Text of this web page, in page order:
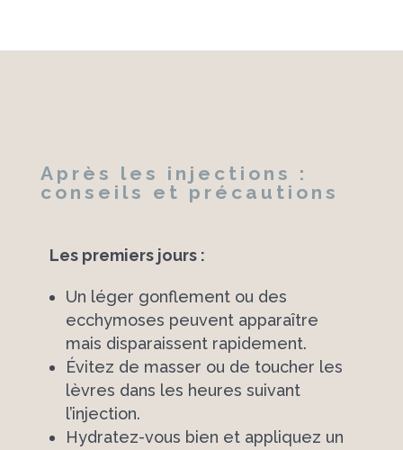
Après les injections :
conseils et précautions
Les premiers jours :
Un léger gonflement ou des
ecchymoses peuvent apparaître
mais disparaissent rapidement.
Évitez de masser ou de toucher les
lèvres dans les heures suivant
l’injection.
Hydratez-vous bien et appliquez un